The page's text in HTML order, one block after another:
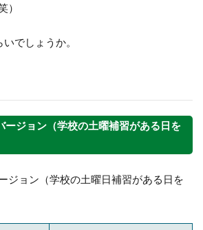
）
いでしょうか。
ージョン（学校の土曜補習がある日を
ジョン（学校の土曜日補習がある日を